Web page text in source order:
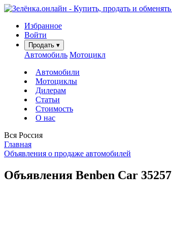
Избранное
Войти
Продать ▾
Автомобиль Мотоцикл
Автомобили
Мотоциклы
Дилерам
Статьи
Стоимость
О нас
Вся Россия
Главная
Объявления о продаже автомобилей
Объявления Benben Car 35257